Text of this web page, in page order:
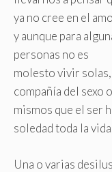
ya no cree en el
y aunque para
personas no es
molesto vivir
compañía del sexo
mismos que el ser
soledad toda la
Una o varias